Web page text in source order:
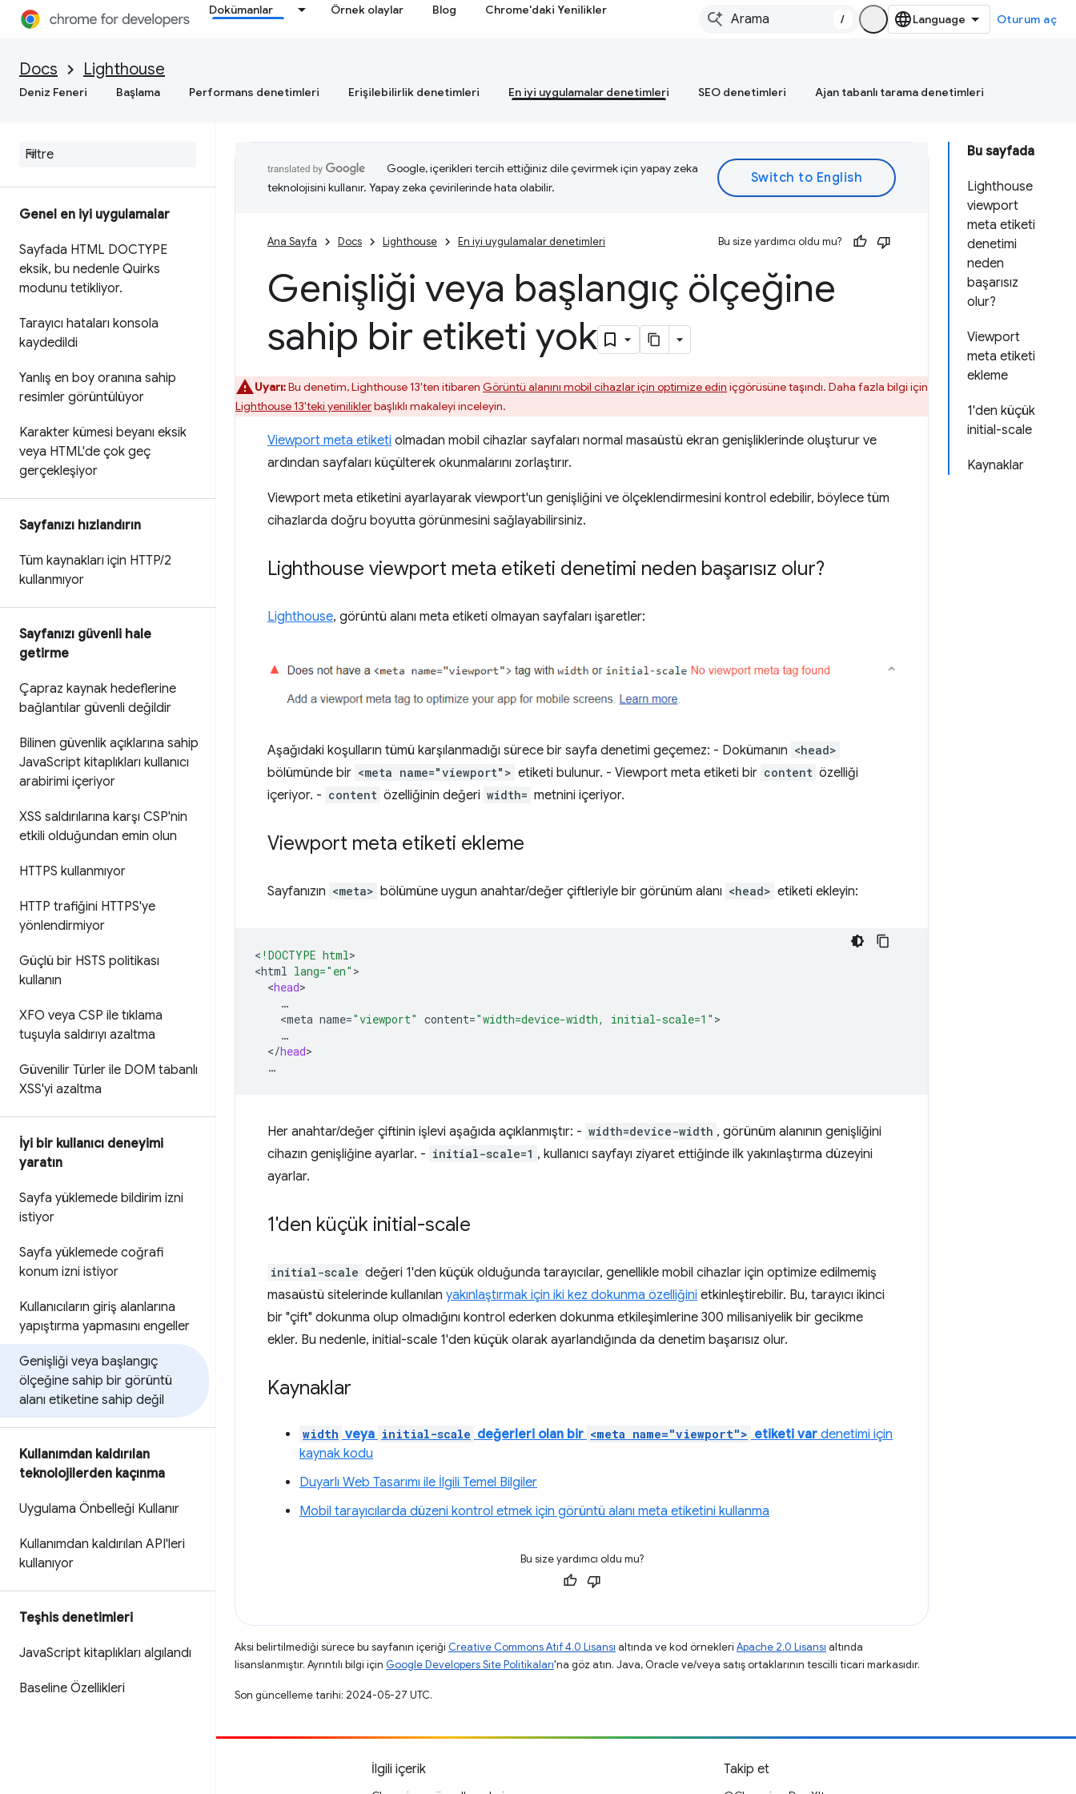
Dokümanlar Örnek olaylar Blog Chrome'daki Yenilikler
/ Oturum aç
Docs Lighthouse
Deniz Feneri Başlama Performans denetimleri Erişilebilirlik denetimleri En iyi uygulamalar denetimleri SEO denetimleri Ajan tabanlı tarama denetimleri
Genel en iyi uygulamalar
Sayfada HTML DOCTYPE
eksik, bu nedenle Quirks
modunu tetikliyor.
Tarayıcı hataları konsola
kaydedildi
Yanlış en boy oranına sahip
resimler görüntülüyor
Karakter kümesi beyanı eksik
veya HTML'de çok geç
gerçekleşiyor
Sayfanızı hızlandırın
Tüm kaynakları için HTTP/2
kullanmıyor
Sayfanızı güvenli hale
getirme
Çapraz kaynak hedeflerine
bağlantılar güvenli değildir
Bilinen güvenlik açıklarına sahip
JavaScript kitaplıkları kullanıcı
arabirimi içeriyor
XSS saldırılarına karşı CSP'nin
etkili olduğundan emin olun
HTTPS kullanmıyor
HTTP trafiğini HTTPS'ye
yönlendirmiyor
Güçlü bir HSTS politikası
kullanın
XFO veya CSP ile tıklama
tuşuyla saldırıyı azaltma
Güvenilir Türler ile DOM tabanlı
XSS'yi azaltma
İyi bir kullanıcı deneyimi
yaratın
Sayfa yüklemede bildirim izni
istiyor
Sayfa yüklemede coğrafi
konum izni istiyor
Kullanıcıların giriş alanlarına
yapıştırma yapmasını engeller
Genişliği veya başlangıç
ölçeğine sahip bir görüntü
alanı etiketine sahip değil
Kullanımdan kaldırılan
teknolojilerden kaçınma
Uygulama Önbelleği Kullanır
Kullanımdan kaldırılan API'leri
kullanıyor
Teşhis denetimleri
JavaScript kitaplıkları algılandı
Baseline Özellikleri
Bu sayfada
Lighthouse
viewport
meta etiketi
denetimi
neden
başarısız
olur?
Viewport
meta etiketi
ekleme
1'den küçük
initial-scale
Kaynaklar
Google, içerikleri tercih ettiğiniz dile çevirmek için yapay zeka
teknolojisini kullanır. Yapay zeka çevirilerinde hata olabilir.
Ana Sayfa Docs Lighthouse En iyi uygulamalar denetimleri Bu size yardımcı oldu mu?
Genişliği veya başlangıç ölçeğine
sahip bir etiketi yok
Uyarı:Bu denetim, Lighthouse 13'ten itibaren Görüntü alanını mobil cihazlar için optimize edin içgörüsüne taşındı. Daha fazla bilgi için
Lighthouse 13'teki yeniliklerbaşlıklı makaleyi inceleyin.
Viewport meta etiketi olmadan mobil cihazlar sayfaları normal masaüstü ekran genişliklerinde oluşturur ve
ardından sayfaları küçülterek okunmalarını zorlaştırır.
Viewport meta etiketini ayarlayarak viewport'un genişliğini ve ölçeklendirmesini kontrol edebilir, böylece tüm
cihazlarda doğru boyutta görünmesini sağlayabilirsiniz.
Lighthouse viewport meta etiketi denetimi neden başarısız olur?
Lighthouse, görüntü alanı meta etiketi olmayan sayfaları işaretler:
Aşağıdaki koşulların tümü karşılanmadığı sürece bir sayfa denetimi geçemez: - Dokümanın <head>
bölümünde bir <meta name="viewport"> etiketi bulunur. - Viewport meta etiketi bir content özelliği
içeriyor. - content özelliğinin değeri width= metnini içeriyor.
Viewport meta etiketi ekleme
Sayfanızın <meta> bölümüne uygun anahtar/değer çiftleriyle bir görünüm alanı <head> etiketi ekleyin:
< !DOCTYPE html>
<html lang="en"
<head
<meta name="viewport" content="width=device-width, initial-scale=1"
</head
Her anahtar/değer çiftinin işlevi aşağıda açıklanmıştır: - width=device-width , görünüm alanının genişliğini
cihazın genişliğine ayarlar. - initial-scale=1 , kullanıcı sayfayı ziyaret ettiğinde ilk yakınlaştırma düzeyini
ayarlar.
1'den küçük initial-scale
initial-scale değeri 1'den küçük olduğunda tarayıcılar, genellikle mobil cihazlar için optimize edilmemiş
masaüstü sitelerinde kullanılan yakınlaştırmak için iki kez dokunma özelliğini etkinleştirebilir. Bu, tarayıcı ikinci
bir "çift" dokunma olup olmadığını kontrol ederken dokunma etkileşimlerine 300 milisaniyelik bir gecikme
ekler. Bu nedenle, initial-scale 1'den küçük olarak ayarlandığında da denetim başarısız olur.
Kaynaklar
width veya initial-scale değerleri olan bir <meta name="viewport"> etiketi var denetimi için
kaynak kodu
Duyarlı Web Tasarımı ile İlgili Temel Bilgiler
Mobil tarayıcılarda düzeni kontrol etmek için görüntü alanı meta etiketini kullanma
Bu size yardımcı oldu mu?
Aksi belirtilmediği sürece bu sayfanın içeriği Creative Commons Atıf 4.0 Lisansı altında ve kod örnekleri Apache 2.0 Lisansı altında
lisanslanmıştır. Ayrıntılı bilgi için Google Developers Site Politikaları'na göz atın. Java, Oracle ve/veya satış ortaklarının tescilli ticari markasıdır.
Son güncelleme tarihi: 2024-05-27 UTC.
İlgili içerik Takip et